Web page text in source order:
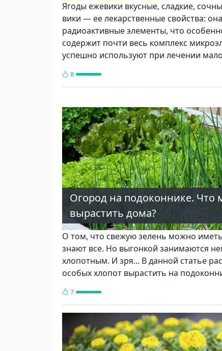
Ягоды ежевики вкусные, сладкие,
вики — ее лекарственные свойства:
радио­активные элементы, что
содержит почти весь комплекс
успешно ис­пользуют при лечении
8
Огород на подоконнике. Что
вырастить дома?
О том, что свежую зелень можно иметь
знают все. Но выгонкой занимаются
хлопотным. И зря... В данной статье
особых хлопот вырастить на
7